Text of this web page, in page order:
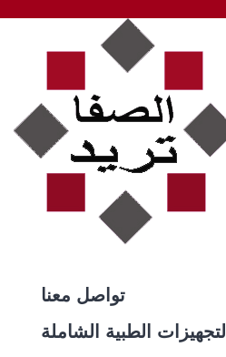
تواصل معنا
التجهيزات الطبية الشاملة